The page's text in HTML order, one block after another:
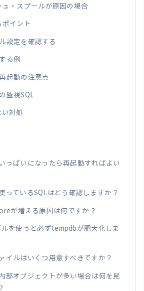
ュ・スプールが原因の場合
イント
設定を確認する
る例
起動の注意点
監視SQL
対処
っぱいになったら再起動すればよい
っているSQLはどう確認しますか？
が増える原因は何ですか？
を使うと必ずtempdbが肥大化しま
イルはいくつ用意すべきですか？
部オブジェクトが多い場合は何を見